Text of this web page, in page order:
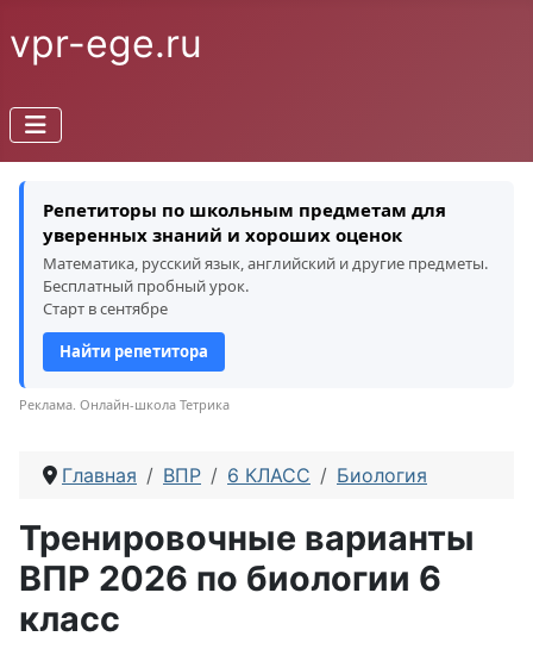
vpr-ege.ru
Репетиторы по школьным предметам для
уверенных знаний и хороших оценок
Математика, русский язык, английский и другие предметы.
Бесплатный пробный урок.
Старт в сентябре
Найти репетитора
Реклама. Онлайн-школа Тетрика
Главная ВПР 6 КЛАСС Биология
Тренировочные варианты
ВПР 2026 по биологии 6
класс